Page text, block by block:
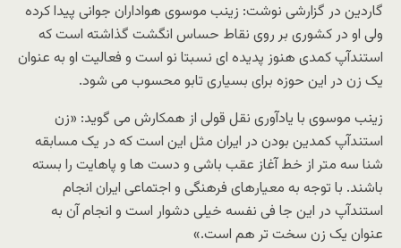
گاردین در گزارشی نوشت: زینب موسوی هواداران جوانی پیدا کرده
ولی او در کشوری بر روی نقاط حساس انگشت گذاشته است که
استندآپ کمدی هنوز پدیده ای نسبتا نو است و فعالیت او به عنوان
یک زن در این حوزه برای بسیاری تابو محسوب می شود.
زینب موسوی با یادآوری نقل قولی از همکارش می گوید: «زن
استندآپ کمدین بودن در ایران مثل این است که در یک مسابقه
شنا سه متر از خط آغاز عقب باشی و دست ها و پاهایت را بسته
باشند. با توجه به معیارهای فرهنگی و اجتماعی ایران انجام
استندآپ در این جا فی نفسه خیلی دشوار است و انجام آن به
عنوان یک زن سخت تر هم است.»